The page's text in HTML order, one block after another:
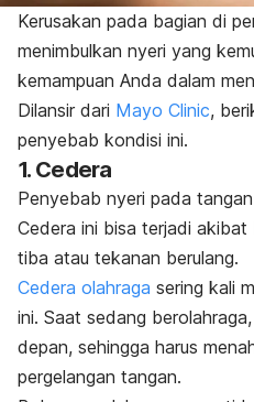
Kerusakan pada bagian di
menimbulkan nyeri yang
kemampuan Anda dalam
Dilansir dari Mayo Clinic,
penyebab kondisi ini.
1. Cedera
Penyebab nyeri pada
Cedera ini bisa terjadi
tiba atau tekanan berulang.
Cedera olahraga sering kali
ini. Saat sedang
depan, sehingga harus
pergelangan tangan.